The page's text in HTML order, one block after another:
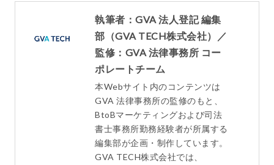
執筆者：GVA 法人登記 編集
部（GVA TECH株式会社）／
監修：GVA 法律事務所 コー
ポレートチーム
本Webサイト内のコンテンツは
GVA 法律事務所の監修のもと、
BtoBマーケティングおよび司法
書士事務所勤務経験者が所属する
編集部が企画・制作しています。
GVA TECH株式会社では、